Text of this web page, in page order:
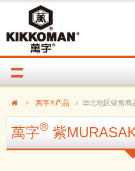
萬字®产品 华北地区销售商
萬字® 紫